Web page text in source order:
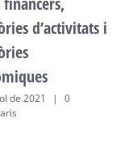
d’activitats i
de 2021 |
0